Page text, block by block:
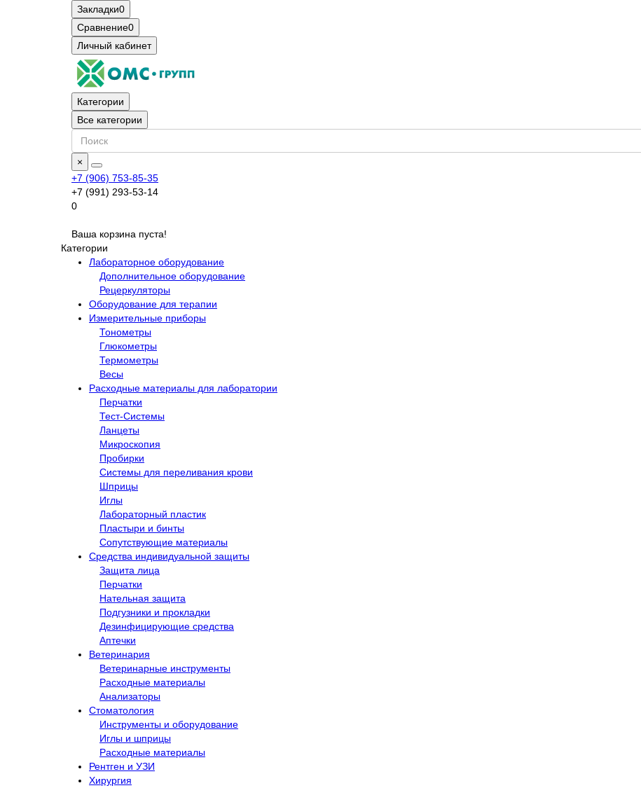
Закладки0
Сравнение0
Личный кабинет
Категории
Все категории
×
+7 (906) 753-85-35
+7 (991) 293-53-14
0
Ваша корзина пуста!
Категории
Лабораторное оборудование
Дополнительное оборудование
Рецеркуляторы
Оборудование для терапии
Измерительные приборы
Тонометры
Глюкометры
Термометры
Весы
Расходные материалы для лаборатории
Перчатки
Тест-Системы
Ланцеты
Микроскопия
Пробирки
Системы для переливания крови
Шприцы
Иглы
Лабораторный пластик
Пластыри и бинты
Сопутствующие материалы
Средства индивидуальной защиты
Защита лица
Перчатки
Нательная защита
Подгузники и прокладки
Дезинфицирующие средства
Аптечки
Ветеринария
Ветеринарные инструменты
Расходные материалы
Анализаторы
Стоматология
Инструменты и оборудование
Иглы и шприцы
Расходные материалы
Рентген и УЗИ​
Хирургия